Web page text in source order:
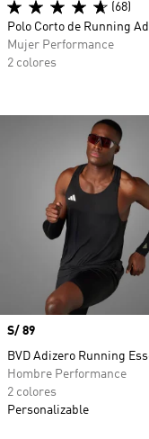
Precio
S/ 89
BVD Adizero Running
Hombre Performance
2 colores
Personalizable
(68)
Polo Corto de Running
Mujer Performance
2 colores